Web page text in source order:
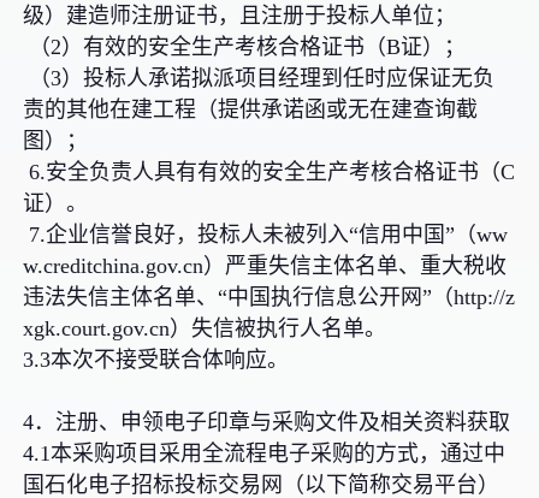
级）建造师注册证书，且注册于投标人单位；
（2）有效的安全生产考核合格证书（B证）；
（3）投标人承诺拟派项目经理到任时应保证无负
责的其他在建工程（提供承诺函或无在建查询截
图）；
6.安全负责人具有有效的安全生产考核合格证书（C
证）。
7.企业信誉良好，投标人未被列入“信用中国”（ww
w.creditchina.gov.cn）严重失信主体名单、重大税收
违法失信主体名单、“中国执行信息公开网”（http://z
xgk.court.gov.cn）失信被执行人名单。
3.3本次不接受联合体响应。
4．注册、申领电子印章与采购文件及相关资料获取
4.1本采购项目采用全流程电子采购的方式，通过中
国石化电子招标投标交易网（以下简称交易平台）